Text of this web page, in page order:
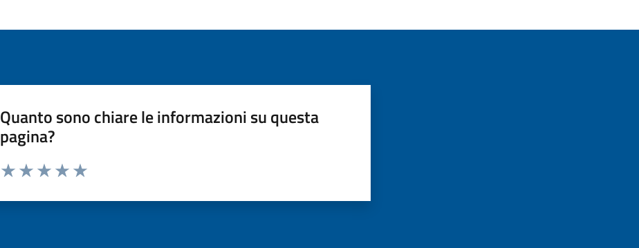
Quanto sono chiare le informazioni su questa
pagina?
Valuta da 1 a 5 stelle la pagina